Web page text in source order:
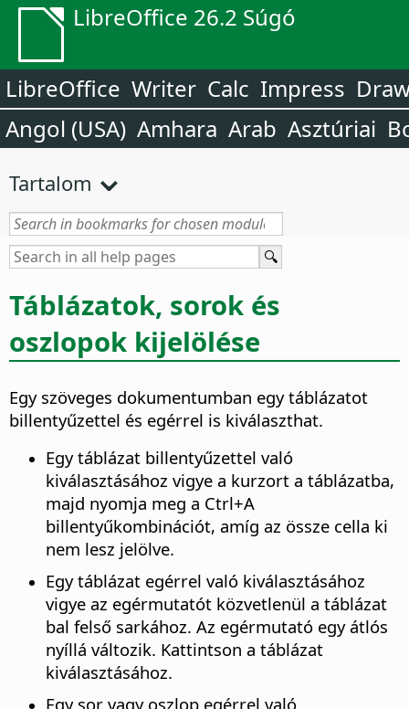
LibreOffice 26.2 Súgó
LibreOffice Writer Calc Impress
Angol (USA) Amhara Arab Asztúriai
Tartalom
Táblázatok, sorok és
oszlopok kijelölése
Egy szöveges dokumentumban egy táblázatot
billentyűzettel és egérrel is kiválaszthat.
Egy táblázat billentyűzettel való
kiválasztásához vigye a kurzort a táblázatba,
majd nyomja meg a Ctrl+A
billentyűkombinációt, amíg az össze cella ki
nem lesz jelölve.
Egy táblázat egérrel való kiválasztásához
vigye az egérmutatót közvetlenül a táblázat
bal felső sarkához. Az egérmutató egy átlós
nyíllá változik. Kattintson a táblázat
kiválasztásához.
Egy sor vagy oszlop egérrel való